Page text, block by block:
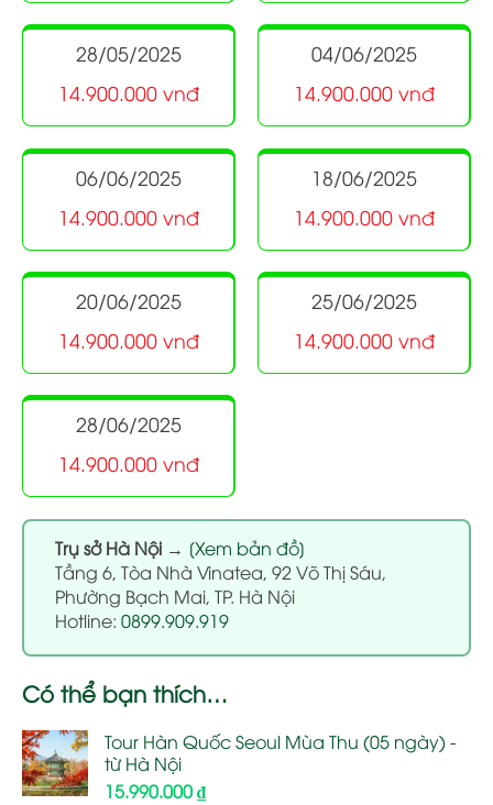
28/05/2025
14.900.000 vnđ
04/06/2025
14.900.000 vnđ
06/06/2025
14.900.000 vnđ
18/06/2025
14.900.000 vnđ
20/06/2025
14.900.000 vnđ
25/06/2025
14.900.000 vnđ
28/06/2025
14.900.000 vnđ
Trụ sở Hà Nội→ [Xem bản đồ]
Tầng 6, Tòa Nhà Vinatea, 92 Võ Thị Sáu,
Phường Bạch Mai, TP. Hà Nội
Hotline: 0899.909.919
Có thể bạn thích…
Tour Hàn Quốc Seoul Mùa Thu (05 ngày) -
từ Hà Nội
15.990.000₫